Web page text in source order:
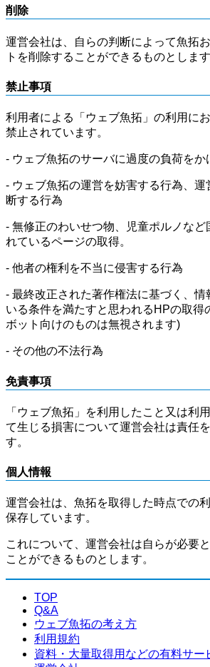
削除
運営会社は、自らの判断によって魚拓
トを削除することができるものとします
禁止事項
利用者による「ウェブ魚拓」の利用に
禁止されています。
- ウェブ魚拓のサーバに過度の負荷をか
- ウェブ魚拓の運営を妨害する行為、運
断する行為
- 無修正のわいせつ物、児童ポルノなど
れているページの取得。
- 他者の権利を不当に侵害する行為
- 最終改正された著作権法に基づく、情
いる条件を満たすと思われるHPの取得
ボット向けのものは無視されます)
- その他の不法行為
免責事項
「ウェブ魚拓」を利用したこと又は利
て生じる損害について運営会社は責任
す。
個人情報
運営会社は、魚拓を取得した時点での
保存しています。
これについて、運営会社は自らが必要
ことができるものとします。
TOP
Q&A
ウェブ魚拓の考え方
利用規約
資料・大量取得用などの有料サー